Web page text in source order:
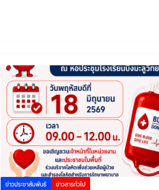
ข่าวประชาสัมพันธ์ ข่าวสารทั่วไป